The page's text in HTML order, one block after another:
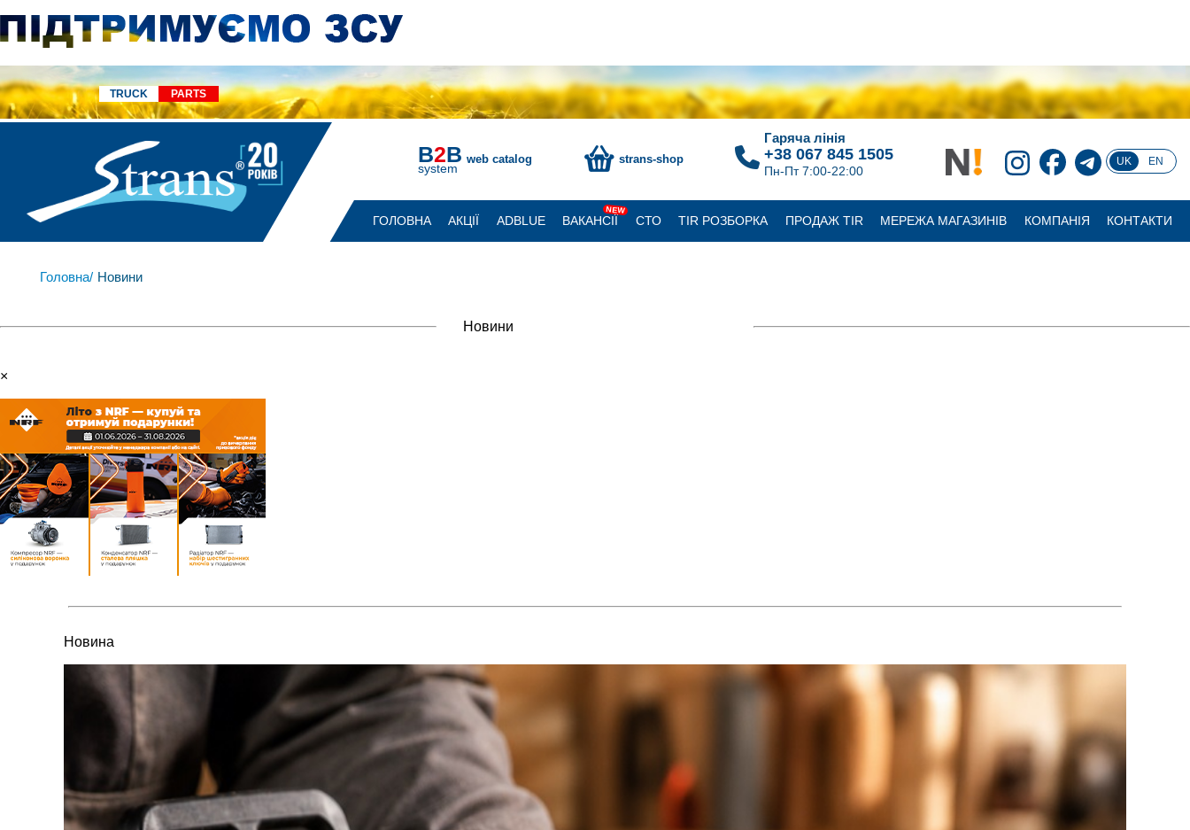
TRUCK PARTS
B2B
system
web catalog strans-shop
Гаряча лінія
+38 067 845 1505
Пн-Пт 7:00-22:00
UK EN
ГОЛОВНА АКЦІЇ ADBLUE ВАКАНСІЇ
NEW
СТО TIR РОЗБОРКА ПРОДАЖ TIR МЕРЕЖА МАГАЗИНІВ КОМПАНІЯ КОНТАКТИ
Головна/ Новини
Новини
×
Новина